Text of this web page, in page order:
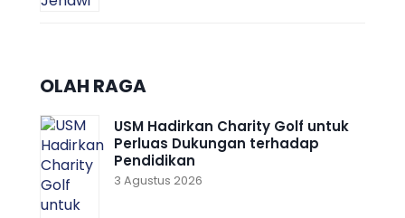
OLAH RAGA
USM Hadirkan Charity Golf untuk
Perluas Dukungan terhadap
Pendidikan
3 Agustus 2026